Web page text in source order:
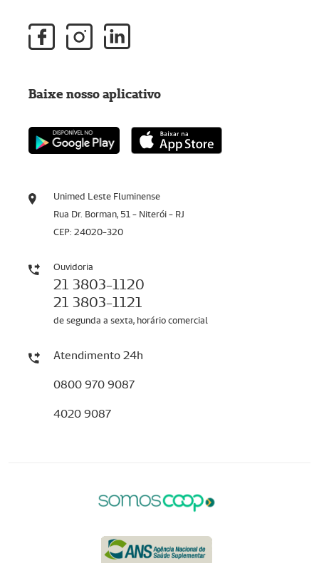
Unimed Leste Fluminense
Rua Dr. Borman, 51 - Niterói - RJ
CEP: 24020-320
Ouvidoria
21 3803-1120
21 3803-1121
de segunda a sexta, horário comercial
Atendimento 24h
0800 970 9087
4020 9087
Baixe nosso aplicativo